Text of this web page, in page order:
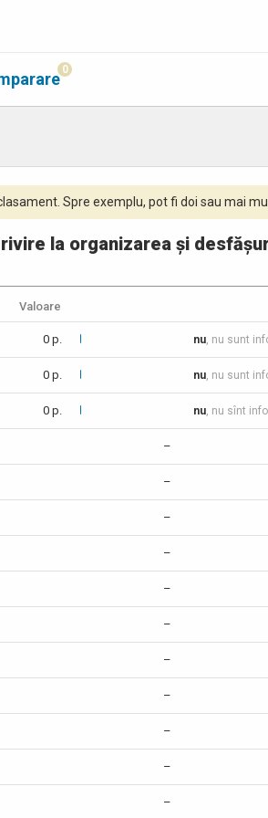
0
Spre exemplu, pot fi doi sau mai
la organizarea și
Valoare
0 p. nu, nu sunt
0 p. nu, nu sunt
0 p. nu, nu sînt
–
–
–
–
–
–
–
–
–
–
–